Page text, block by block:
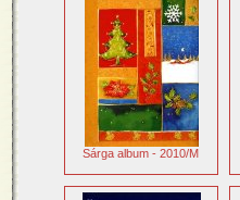
Sárga album - 2010/M